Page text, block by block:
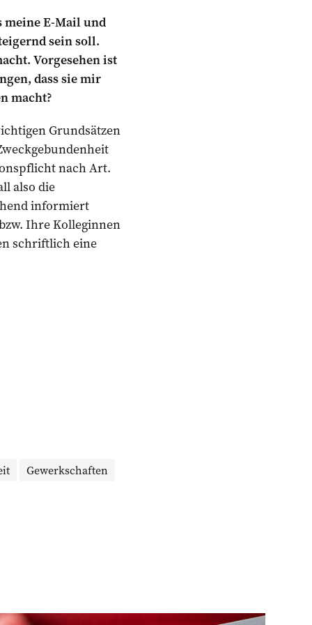
E-Mail und
sein soll.
Vorgesehen ist
dass sie mir
macht?
Grundsätzen
nach Art.
also die
informiert
Ihre Kolleginnen
schriftlich eine
Gewerkschaften